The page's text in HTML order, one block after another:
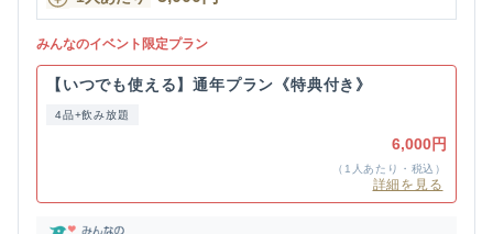
みんなのイベント限定プラン
【いつでも使える】通年プラン《特典付き》
4品+飲み放題
6,000円
（1人あたり・税込）
詳細を見る